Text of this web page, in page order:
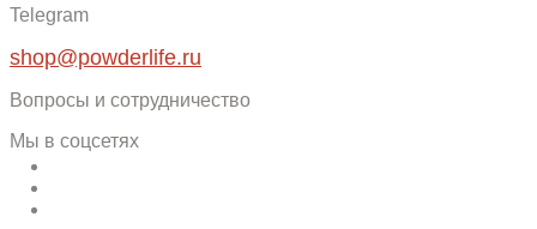
Telegram
shop@powderlife.ru
Вопросы и сотрудничество
Мы в соцсетях